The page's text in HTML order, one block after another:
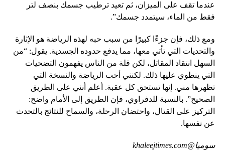
عندما تقف على الميزان، ثم تعيد ترطيب جسمك بنصف لتر
فقط من الماء، سيتمدد جسمك”.
ومع ذلك، فإن جزءًا كبيرًا من سبب حبه لهذه الرياضة هو الإثارة
والتحديات التي تأتي معها، مما يدفع حدوده الجسدية. يقول: “من
السهل انتقاد المقاتل، لكن قلة من الناس يفهمون التضحيات
التي ينطوي عليها ذلك. لكنني أحب الرياضة والنسخة التي
تظهرها مني. إنها تستحق كل عقبة. أعلم أنني على الطريق
الصحيح”. بالنسبة للدفراوي، فإن الطريق إلى الأمام واضح:
التركيز على القتال، واحتضان الرحلة، والسماح للنتائج بالتحدث
عن نفسها.
سوميا@khaleejtimes.com